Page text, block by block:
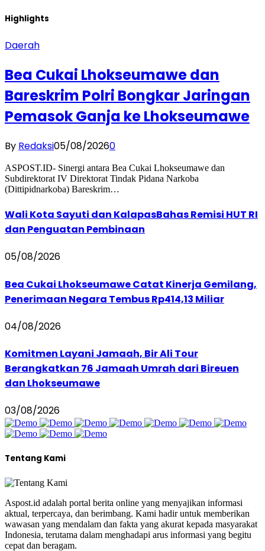
Highlights
Daerah
Bea Cukai Lhokseumawe dan
Bareskrim Polri Bongkar Jaringan
Pemasok Ganja ke Lhokseumawe
By Redaksi05/08/20260
ASPOST.ID- Sinergi antara Bea Cukai Lhokseumawe dan
Subdirektorat IV Direktorat Tindak Pidana Narkoba
(Dittipidnarkoba) Bareskrim…
Wali Kota Sayuti dan KalapasBahas Remisi HUT RI
dan Penguatan Pembinaan
05/08/2026
Bea Cukai Lhokseumawe Catat Kinerja Gemilang,
Penerimaan Negara Tembus Rp414,13 Miliar
04/08/2026
Komitmen Layani Jamaah, Bir Ali Tour
Berangkatkan 76 Jamaah Umrah dari Bireuen
dan Lhokseumawe
03/08/2026
Tentang Kami
Aspost.id adalah portal berita online yang menyajikan informasi
aktual, terpercaya, dan berimbang. Kami hadir untuk memberikan
wawasan yang mendalam dan fakta yang akurat kepada masyarakat
Indonesia, terutama dalam menghadapi arus informasi yang begitu
cepat dan beragam.